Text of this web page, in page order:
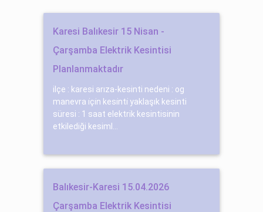
Karesi Balıkesir 15 Nisan -
Çarşamba Elektrik Kesintisi
Planlanmaktadır
ilçe : karesi arıza-kesinti nedeni : og
manevra i̇çi̇n kesi̇nti̇ yaklaşık kesinti
süresi : 1 saat elektrik kesintisinin
etkilediği kesiml...
Balıkesir-Karesi 15.04.2026
Çarşamba Elektrik Kesintisi